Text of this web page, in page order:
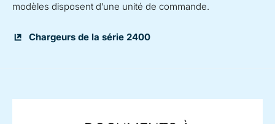
modèles disposent d’une unité de commande.
Chargeurs de la série 2400